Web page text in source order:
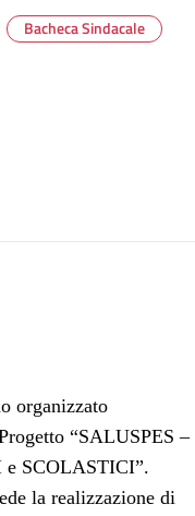
Bacheca Sindacale
organizzato
“SALUSPES –
SCOLASTICI”.
la realizzazione di